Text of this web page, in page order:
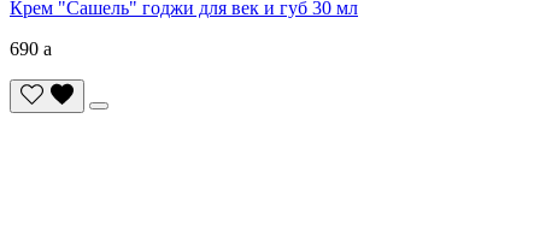
Крем "Сашель" годжи для век и губ 30 мл
690 a